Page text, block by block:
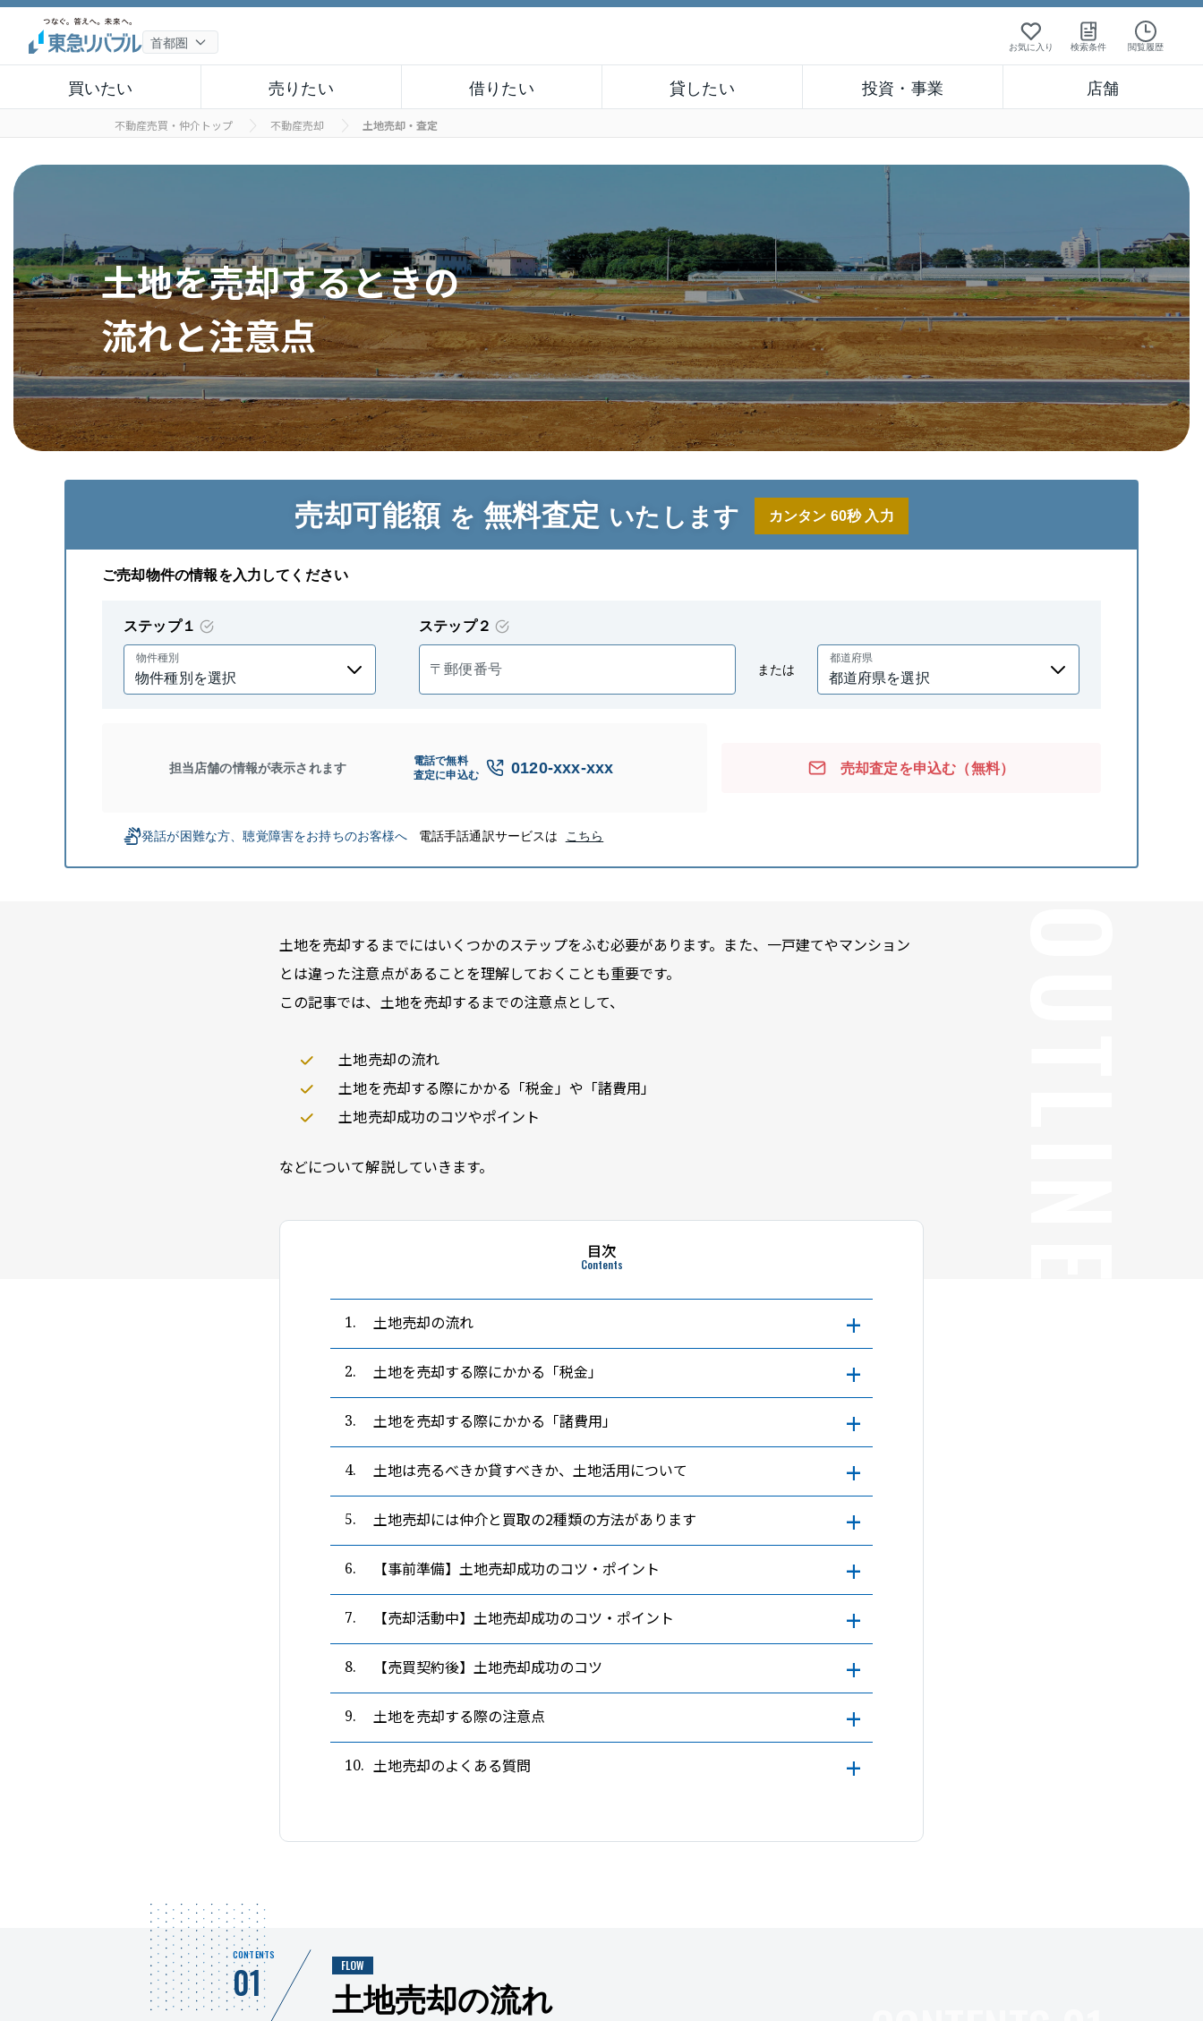
お気に入り 検索条件 閲覧履歴
買いたい 売りたい 借りたい 貸したい 投資・事業 店舗
不動産売買・仲介トップ 不動産売却 土地売却・査定
土地を売却するときの
流れと注意点
土地を売却するまでにはいくつかのステップをふむ必要があります。また、一戸建てやマンション
とは違った注意点があることを理解しておくことも重要です。
この記事では、土地を売却するまでの注意点として、
土地売却の流れ
土地を売却する際にかかる「税金」や「諸費用」
土地売却成功のコツやポイント
などについて解説していきます。
目次
Contents
1. 土地売却の流れ
2. 土地を売却する際にかかる「税金」
3. 土地を売却する際にかかる「諸費用」
4. 土地は売るべきか貸すべきか、土地活用について
5. 土地売却には仲介と買取の2種類の方法があります
6. 【事前準備】土地売却成功のコツ・ポイント
7. 【売却活動中】土地売却成功のコツ・ポイント
8. 【売買契約後】土地売却成功のコツ
9. 土地を売却する際の注意点
10. 土地売却のよくある質問
CONTENTS
01 FLOW
土地売却の流れ